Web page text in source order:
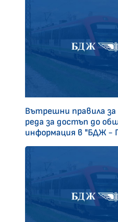
Вътрешни правила за
реда за достъп до
информация в "БДЖ -